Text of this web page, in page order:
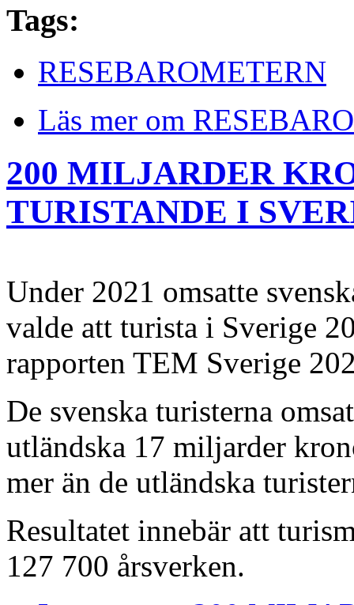
Tags:
RESEBAROMETERN
Läs mer om
200 MILJARDER
TURISTANDE I
Under 2021 omsatte
valde att turista i Sverige
rapporten TEM Sverige
De svenska turisterna
utländska 17 miljarder
mer än de utländska
Resultatet innebär att
127 700 årsverken.